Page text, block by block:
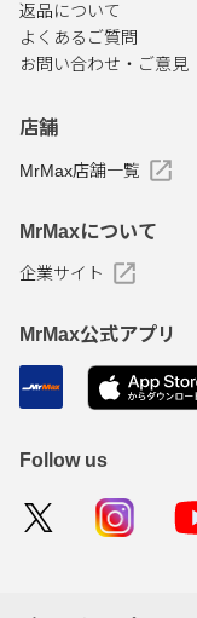
返品について
よくあるご質問
お問い合わせ・ご意見
店舗
MrMax店舗一覧
MrMaxについて
企業サイト
MrMax公式アプリ
Follow us